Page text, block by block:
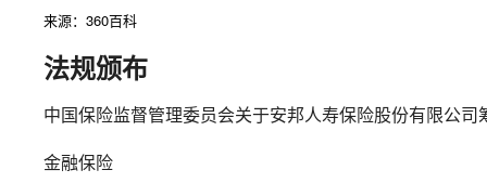
来源：360百科
法规颁布
中国保险监督管理委员会关于安邦人寿保险股份有限公司
金融保险